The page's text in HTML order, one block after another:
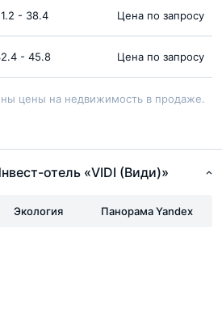
- 38.4 Цена по запросу
- 45.8 Цена по запросу
цены на недвижимость в продаже.
отель «VIDI (Види)»
Экология Панорама Yandex